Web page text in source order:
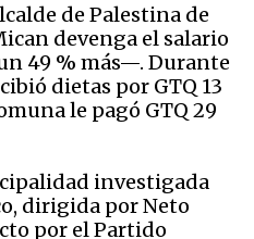
de Palestina de
devenga el salario
49 % más—. Durante
dietas por GTQ 13
le pagó GTQ 29
investigada
dirigida por Neto
por el Partido